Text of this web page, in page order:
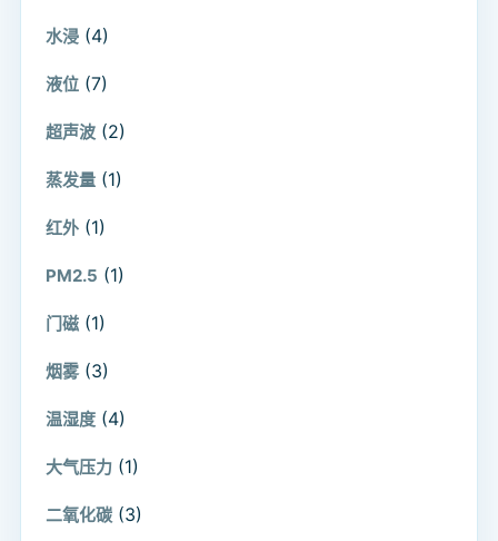
水浸 (4)
液位 (7)
超声波 (2)
蒸发量 (1)
红外 (1)
PM2.5 (1)
门磁 (1)
烟雾 (3)
温湿度 (4)
大气压力 (1)
二氧化碳 (3)